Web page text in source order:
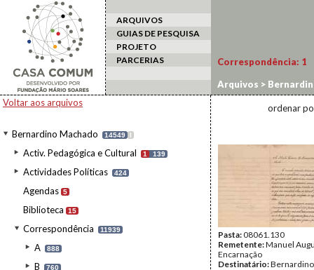
ARQUIVOS
GUIAS DE PESQUISA
PROJETO
PARCERIAS
Voltar aos arquivos
Bernardino Machado 14549 I
Activ. Pedagógica e Cultural 1 139
Actividades Políticas 424
Agendas 5
Biblioteca 15
Correspondência 11939
A 888
B 760
Correspondência: 1
Arquivos >
ordenar
Pasta:08061.130
Remetente:Manuel
Encarnação
Destinatário: